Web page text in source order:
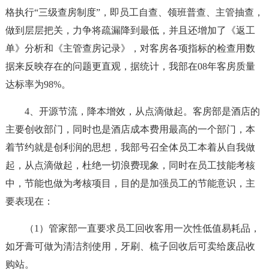
格执行“三级查房制度”，即员工自查、领班普查、主管抽查，
做到层层把关，力争将疏漏降到最低，并且还增加了《返工
单》分析和《主管查房记录》，对客房各项指标的检查用数
据来反映存在的问题更直观，据统计，我部在08年客房质量
达标率为98%。
4、开源节流，降本增效，从点滴做起。客房部是酒店的
主要创收部门，同时也是酒店成本费用最高的一个部门，本
着节约就是创利润的思想，我部号召全体员工本着从自我做
起，从点滴做起，杜绝一切浪费现象，同时在员工技能考核
中，节能也做为考核项目，目的是加强员工的节能意识，主
要表现在：
（1）管家部一直要求员工回收客用一次性低值易耗品，
如牙膏可做为清洁剂使用，牙刷、梳子回收后可卖给废品收
购站。